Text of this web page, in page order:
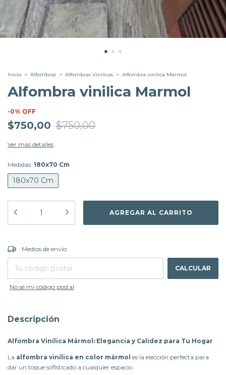
Inicio > Alfombras > Alfombras Vinilicas > Alfombra vinilica Marmol
Alfombra vinilica Marmol
-0% OFF
$750,00 $750,00
Ver más detalles
Medidas: 180x70 Cm
180x70 Cm
Entregas para el CP:
Medios de envío
CALCULAR
No sé mi código postal
Descripción
Alfombra Vinílica Mármol: Elegancia y Calidez para Tu Hogar
La alfombra vinílica en color mármol es la elección perfecta para
dar un toque sofisticado a cualquier espacio.